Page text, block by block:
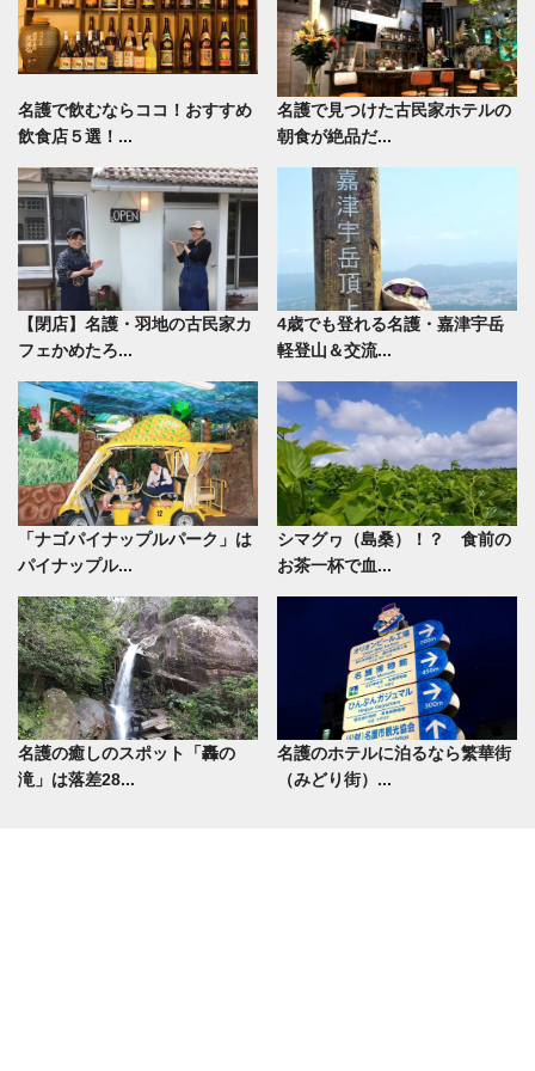
名護で飲むならココ！おすすめ
飲食店５選！...
名護で見つけた古民家ホテルの
朝食が絶品だ...
【閉店】名護・羽地の古民家カ
フェかめたろ...
4歳でも登れる名護・嘉津宇岳
軽登山＆交流...
「ナゴパイナップルパーク」は
パイナップル...
シマグヮ（島桑）！？ 食前の
お茶一杯で血...
名護の癒しのスポット「轟の
滝」は落差28...
名護のホテルに泊るなら繁華街
（みどり街）...